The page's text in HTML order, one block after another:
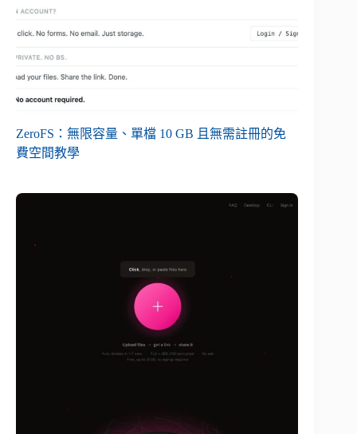
ZeroFS：無限容量、單檔 10 GB 且無需註冊的免
費空間教學